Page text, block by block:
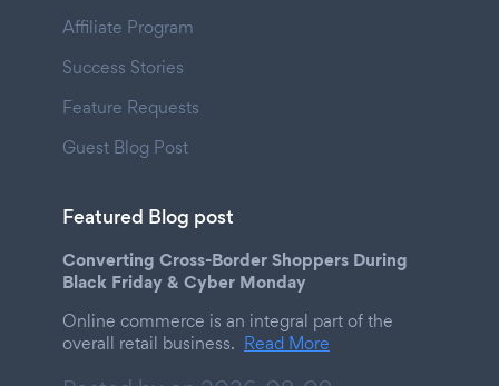
Affiliate Program
Success Stories
Feature Requests
Guest Blog Post
Featured Blog post
Converting Cross-Border Shoppers During
Black Friday & Cyber Monday
Online commerce is an integral part of the
overall retail business. Read More